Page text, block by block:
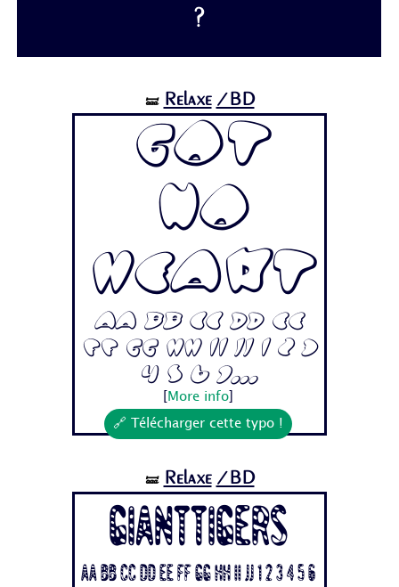
?
🝛 Relaxe /BD
Got
No
Heart
Aa Bb Cc Dd Ee
Ff Gg Hh Ii Jj 1 2 3
4 5 6 7...
More info]
🔗 Télécharger cette typo !
🝛 Relaxe /BD
Gianttigers
Aa Bb Cc Dd Ee Ff Gg Hh Ii Jj 1 2 3 4 5 6